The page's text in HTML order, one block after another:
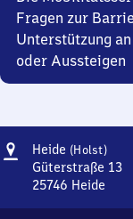
Fragen zur
Unterstützung
oder Aussteigen
Adresse
Heide (Holst)Heide
Güterstraße 13
25746 Heide